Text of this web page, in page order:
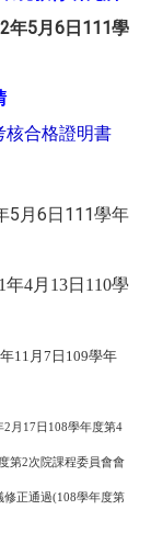
年5月6日111學
核合格證明書
5月6日111學年
年4月13日110學
11月7日109學年
2月17日108學年度第4
第2次院課程委員會會
修正通過(108學年度第